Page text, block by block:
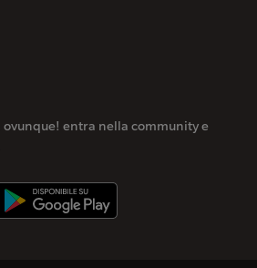
entra nella community e